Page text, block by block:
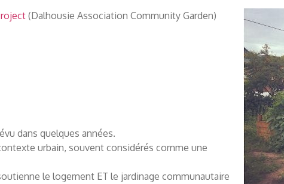
(Dalhousie Association Community Garden)
dans quelques années.
urbain, souvent considérés comme une
le logement ET le jardinage communautaire